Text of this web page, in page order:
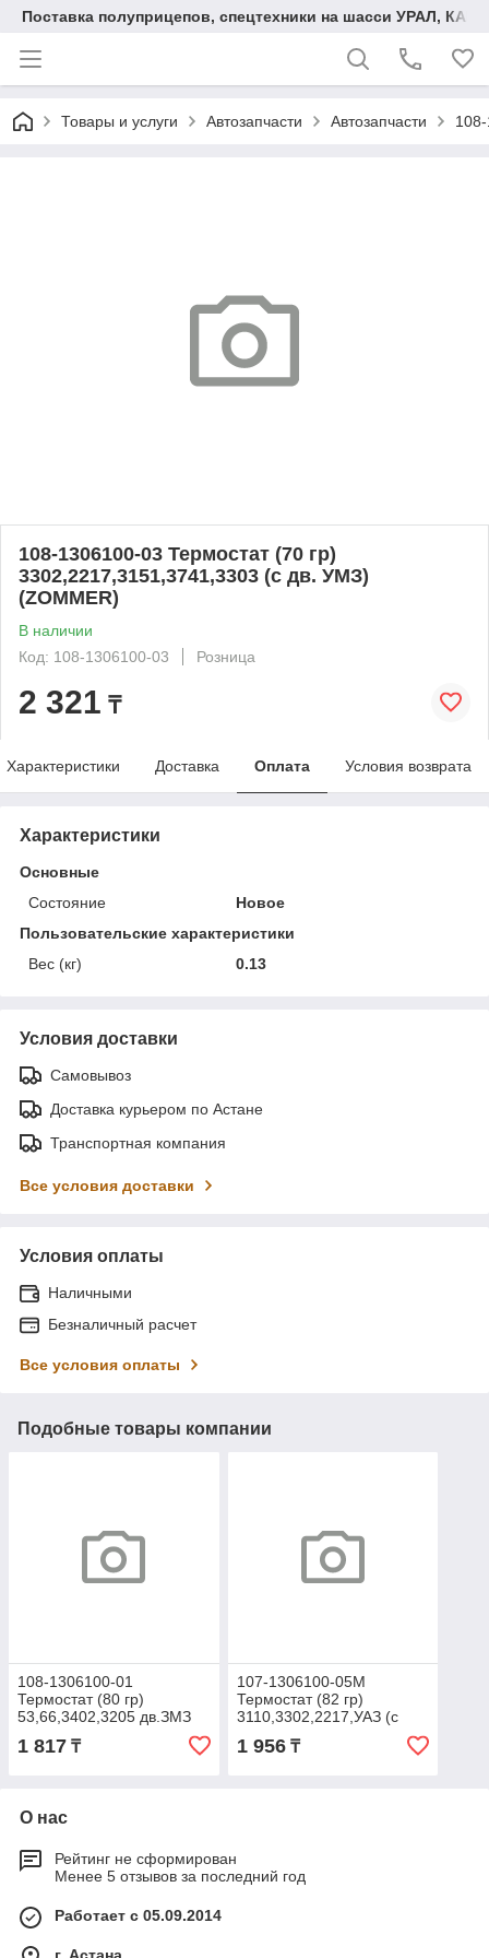
Поставка полуприцепов, спецтехники на шасси УРАЛ,
Товары и услуги Автозапчасти Автозапчасти
108-1306100-03 Термостат (70 гр)
3302,2217,3151,3741,3303 (с дв. УМЗ)
(ZOMMER)
В наличии
Код: 108-1306100-03
Розница
2 321 ₸
Характеристики Доставка Оплата Условия возврата
Характеристики
Основные
Состояние
Новое
Пользовательские характеристики
Вес (кг)
0.13
Условия доставки
Самовывоз
Доставка курьером по Астане
Транспортная компания
Все условия доставки
Условия оплаты
Наличными
Безналичный расчет
Все условия оплаты
Подобные товары компании
108-1306100-01
Термостат (80 гр)
53,66,3402,3205 дв.ЗМЗ
1 817 ₸
107-1306100-05М
Термостат (82 гр)
3110,3302,2217,УАЗ (с
5320,4310 (с дв.Камаз Е2)
1 956₸
О нас
Рейтинг не сформирован
Менее 5 отзывов за последний год
Работает с 05.09.2014
г. Астана